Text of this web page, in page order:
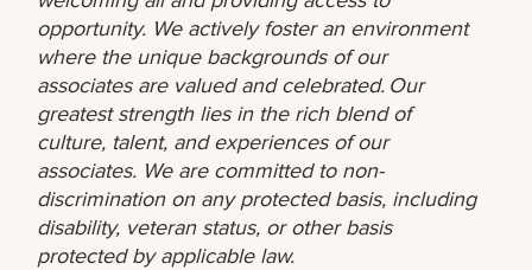
opportunity. We actively foster an environment
where the unique backgrounds of our
associates are valued and celebrated. Our
greatest strength lies in the rich blend of
culture, talent, and experiences of our
associates. We are committed to non-
discrimination on any protected basis, including
disability, veteran status, or other basis
protected by applicable law.